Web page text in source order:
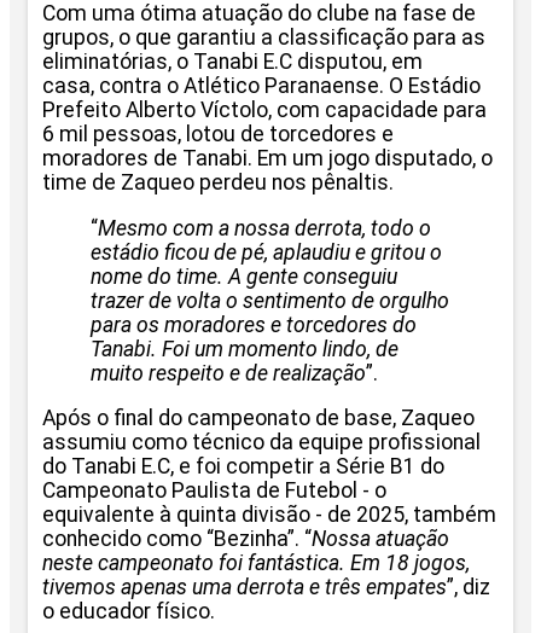
Com uma ótima atuação do clube na fase de
grupos, o que garantiu a classificação para as
eliminatórias, o Tanabi E.C disputou, em
casa, contra o Atlético Paranaense. O Estádio
Prefeito Alberto Víctolo, com capacidade para
6 mil pessoas, lotou de torcedores e
moradores de Tanabi. Em um jogo disputado, o
time de Zaqueo perdeu nos pênaltis.
“Mesmo com a nossa derrota, todo o
estádio ficou de pé, aplaudiu e gritou o
nome do time. A gente conseguiu
trazer de volta o sentimento de orgulho
para os moradores e torcedores do
Tanabi. Foi um momento lindo, de
muito respeito e de realização”.
Após o final do campeonato de base, Zaqueo
assumiu como técnico da equipe profissional
do Tanabi E.C, e foi competir a Série B1 do
Campeonato Paulista de Futebol - o
equivalente à quinta divisão - de 2025, também
conhecido como “Bezinha”. “Nossa atuação
neste campeonato foi fantástica. Em 18 jogos,
tivemos apenas uma derrota e três empates”, diz
o educador físico.